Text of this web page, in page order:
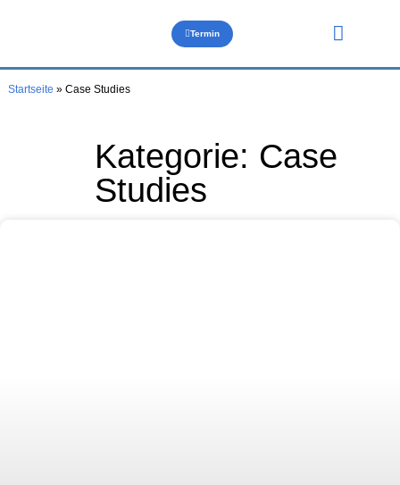
Termin
Startseite » Case Studies
Kategorie: Case
Studies